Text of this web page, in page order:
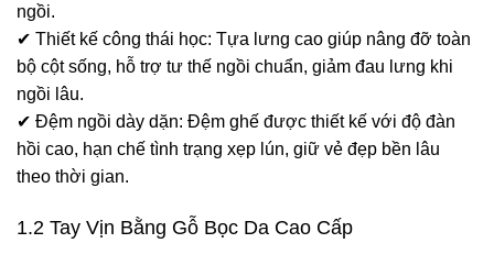
ngồi.
✔ Thiết kế công thái học: Tựa lưng cao giúp nâng đỡ toàn
bộ cột sống, hỗ trợ tư thế ngồi chuẩn, giảm đau lưng khi
ngồi lâu.
✔ Đệm ngồi dày dặn: Đệm ghế được thiết kế với độ đàn
hồi cao, hạn chế tình trạng xẹp lún, giữ vẻ đẹp bền lâu
theo thời gian.
1.2 Tay Vịn Bằng Gỗ Bọc Da Cao Cấp